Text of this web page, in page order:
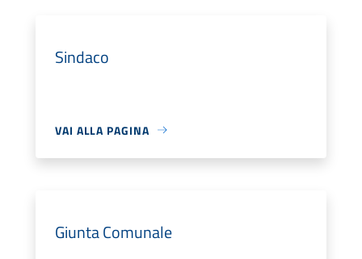
Sindaco
VAI ALLA PAGINA
Giunta Comunale